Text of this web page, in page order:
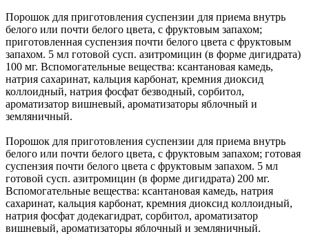
Порошок для приготовления суспензии для приема внутрь
белого или почти белого цвета, с фруктовым запахом;
приготовленная суспензия почти белого цвета с фруктовым
запахом. 5 мл готовой сусп. азитромицин (в форме дигидрата)
100 мг. Вспомогательные вещества: ксантановая камедь,
натрия сахаринат, кальция карбонат, кремния диоксид
коллоидный, натрия фосфат безводный, сорбитол,
ароматизатор вишневый, ароматизаторы яблочный и
земляничный.
Порошок для приготовления суспензии для приема внутрь
белого или почти белого цвета, с фруктовым запахом; готовая
суспензия почти белого цвета с фруктовым запахом. 5 мл
готовой сусп. азитромицин (в форме дигидрата) 200 мг.
Вспомогательные вещества: ксантановая камедь, натрия
сахаринат, кальция карбонат, кремния диоксид коллоидный,
натрия фосфат додекагидрат, сорбитол, ароматизатор
вишневый, ароматизаторы яблочный и земляничный.